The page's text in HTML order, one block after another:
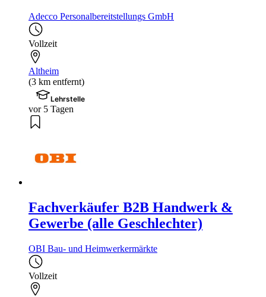
Adecco Personalbereitstellungs GmbH
Vollzeit
Altheim
(3 km entfernt)
Lehrstelle
vor 5 Tagen
Fachverkäufer B2B Handwerk &
Gewerbe (alle Geschlechter)
OBI Bau- und Heimwerkermärkte
Vollzeit